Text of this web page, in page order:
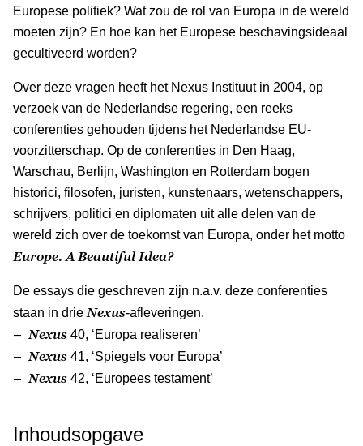
Europese politiek? Wat zou de rol van Europa in de wereld
moeten zijn? En hoe kan het Europese beschavingsideaal
gecultiveerd worden?
Over deze vragen heeft het Nexus Instituut in 2004, op
verzoek van de Nederlandse regering, een reeks
conferenties gehouden tijdens het Nederlandse EU-
voorzitterschap. Op de conferenties in Den Haag,
Warschau, Berlijn, Washington en Rotterdam bogen
historici, filosofen, juristen, kunstenaars, wetenschappers,
schrijvers, politici en diplomaten uit alle delen van de
wereld zich over de toekomst van Europa, onder het motto
Europe. A Beautiful Idea?
De essays die geschreven zijn n.a.v. deze conferenties
staan in drie Nexus-afleveringen.
– Nexus 40, ‘Europa realiseren’
– Nexus 41, ‘Spiegels voor Europa’
– Nexus 42, ‘Europees testament’
Inhoudsopgave